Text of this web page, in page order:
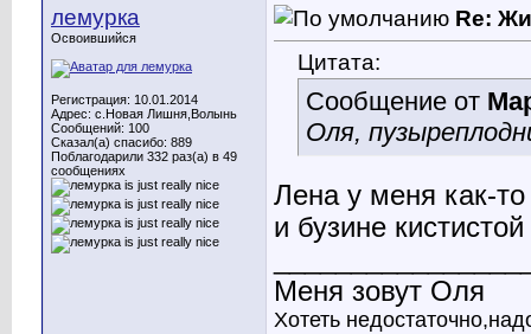
лемурка
Освоившийся
Регистрация: 10.01.2014
Адрес: с.Новая Лишня,Волынь
Сообщений: 100
Сказал(а) спасибо: 889
Поблагодарили 332 раз(а) в 49
сообщениях
Re:
Цитата:
Сообщение от
Оля,
Лена у меня как-
и бузине
Меня зовут Оля
Хотеть